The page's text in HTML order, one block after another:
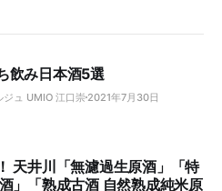
飲み日本酒5選
ジュ UMIO 江口崇 2021年7月30日
天井川「無濾過生原酒」「特
」「熟成古酒 自然熟成純米原